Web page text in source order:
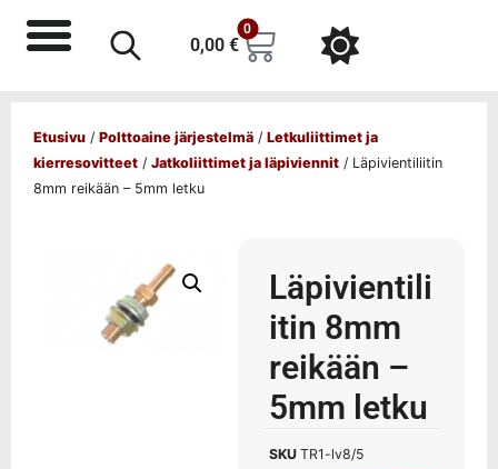
0,00 €
0
Etusivu / Polttoaine järjestelmä / Letkuliittimet ja
kierresovitteet / Jatkoliittimet ja läpiviennit / Läpivientiliitin
8mm reikään – 5mm letku
Läpivientili
itin 8mm
reikään –
5mm letku
SKU TR1-lv8/5